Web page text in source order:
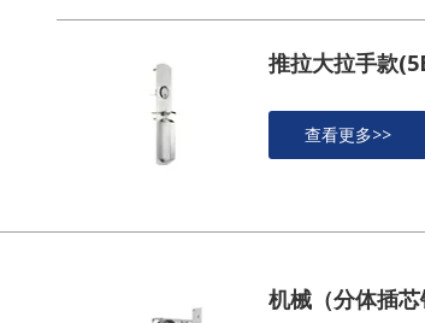
推拉大拉手款
查看更多>>
机械（分体插芯